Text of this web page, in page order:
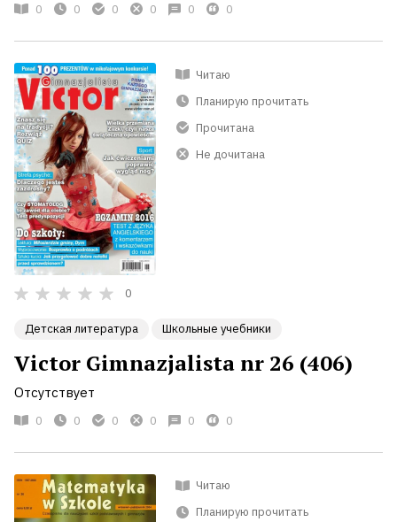
0 0 0 0 0 0
Читаю
Планирую прочитать
Прочитана
Не дочитана
0
Детская литература Школьные учебники
Victor Gimnazjalista nr 26 (406)
Отсутствует
0 0 0 0 0 0
Читаю
Планирую прочитать